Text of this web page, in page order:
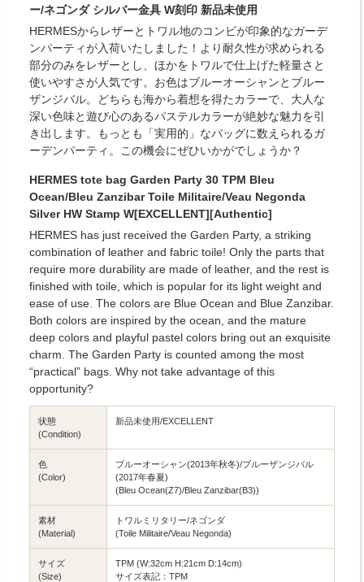
ー/ネゴンダ シルバー金具 W刻印 新品未使用
HERMESからレザーとトワル地のコンビが印象的なガーデ
ンパーティが入荷いたしました！より耐久性が求められる
部分のみをレザーとし、ほかをトワルで仕上げた軽量さと
使いやすさが人気です。お色はブルーオーシャンとブルー
ザンジバル。どちらも海から着想を得たカラーで、大人な
深い色味と遊び心のあるパステルカラーが絶妙な魅力を引
き出します。もっとも「実用的」なバッグに数えられるガ
ーデンパーティ。この機会にぜひいかがでしょうか？
HERMES tote bag Garden Party 30 TPM Bleu
Ocean/Bleu Zanzibar Toile Militaire/Veau Negonda
Silver HW Stamp W[EXCELLENT][Authentic]
HERMES has just received the Garden Party, a striking
combination of leather and fabric toile! Only the parts that
require more durability are made of leather, and the rest is
finished with toile, which is popular for its light weight and
ease of use. The colors are Blue Ocean and Blue Zanzibar.
Both colors are inspired by the ocean, and the mature
deep colors and playful pastel colors bring out an exquisite
charm. The Garden Party is counted among the most
“practical” bags. Why not take advantage of this
opportunity?
状態
(Condition)
新品未使用/EXCELLENT
色
(Color)
ブルーオーシャン(2013年秋冬)/ブルーザンジバル
(2017年春夏)
(Bleu Ocean(Z7)/Bleu Zanzibar(B3))
素材
(Material)
トワルミリタリー/ネゴンダ
(Toile Militaire/Veau Negonda)
サイズ
(Size)
TPM (W:32cm H:21cm D:14cm)
サイズ表記：TPM